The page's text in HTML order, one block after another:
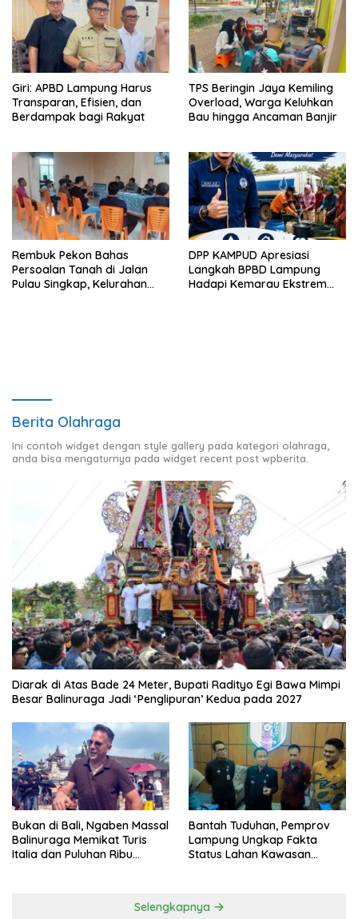
Giri: APBD Lampung Harus
Transparan, Efisien, dan
Berdampak bagi Rakyat
TPS Beringin Jaya Kemiling
Overload, Warga Keluhkan
Bau hingga Ancaman Banjir
Rembuk Pekon Bahas
Persoalan Tanah di Jalan
Pulau Singkap, Kelurahan
DPP KAMPUD Apresiasi
Langkah BPBD Lampung
Hadapi Kemarau Ekstrem
Berita Olahraga
Ini contoh widget dengan style gallery pada kategori olahraga,
anda bisa mengaturnya pada widget recent post wpberita.
Diarak di Atas Bade 24 Meter, Bupati Radityo Egi Bawa Mimpi
Besar Balinuraga Jadi ‘Penglipuran’ Kedua pada 2027
Bukan di Bali, Ngaben Massal
Balinuraga Memikat Turis
Italia dan Puluhan Ribu
Bantah Tuduhan, Pemprov
Lampung Ungkap Fakta
Status Lahan Kawasan
Selengkapnya